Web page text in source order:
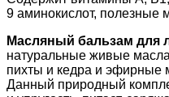
9 аминокислот,
Масляный бальзам для
натуральные живые
пихты и кедра и эфирные
Данный природный